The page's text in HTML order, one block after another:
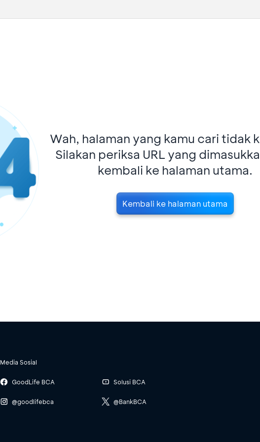
Wah, halaman yang kamu cari tidak
Silakan periksa URL yang
kembali ke halaman utama.
Kembali ke halaman utama
Media Sosial
GoodLife BCA
@goodlifebca
Solusi BCA
@BankBCA